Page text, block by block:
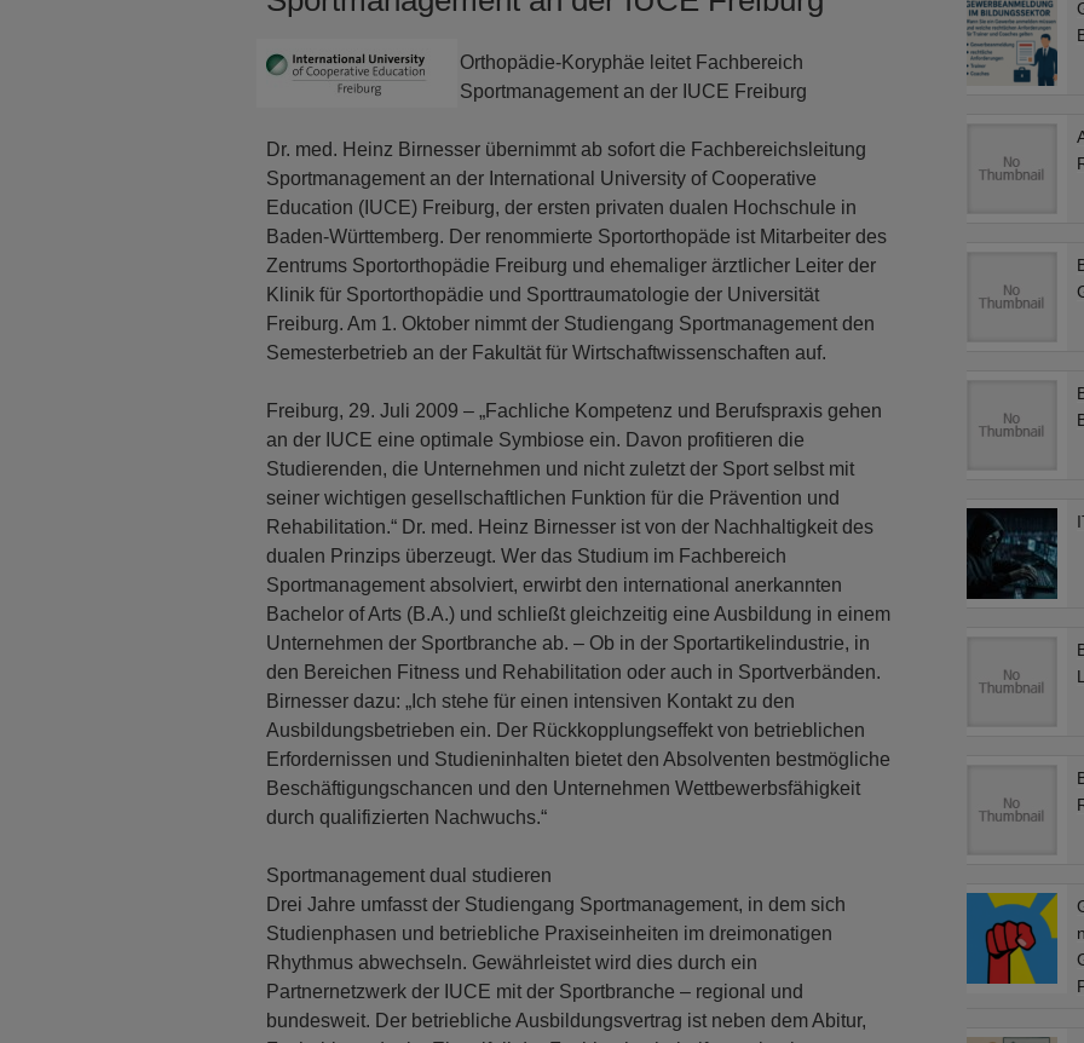
Orthopädie-Koryphäe leitet Fachbereich
Sportmanagement an der IUCE Freiburg
Dr. med. Heinz Birnesser übernimmt ab sofort die Fachbereichsleitung
Sportmanagement an der International University of Cooperative
Education (IUCE) Freiburg, der ersten privaten dualen Hochschule in
Baden-Württemberg. Der renommierte Sportorthopäde ist Mitarbeiter des
Zentrums Sportorthopädie Freiburg und ehemaliger ärztlicher Leiter der
Klinik für Sportorthopädie und Sporttraumatologie der Universität
Freiburg. Am 1. Oktober nimmt der Studiengang Sportmanagement den
Semesterbetrieb an der Fakultät für Wirtschaftwissenschaften auf.
Freiburg, 29. Juli 2009 – „Fachliche Kompetenz und Berufspraxis gehen
an der IUCE eine optimale Symbiose ein. Davon profitieren die
Studierenden, die Unternehmen und nicht zuletzt der Sport selbst mit
seiner wichtigen gesellschaftlichen Funktion für die Prävention und
Rehabilitation.“ Dr. med. Heinz Birnesser ist von der Nachhaltigkeit des
dualen Prinzips überzeugt. Wer das Studium im Fachbereich
Sportmanagement absolviert, erwirbt den international anerkannten
Bachelor of Arts (B.A.) und schließt gleichzeitig eine Ausbildung in einem
Unternehmen der Sportbranche ab. – Ob in der Sportartikelindustrie, in
den Bereichen Fitness und Rehabilitation oder auch in Sportverbänden.
Birnesser dazu: „Ich stehe für einen intensiven Kontakt zu den
Ausbildungsbetrieben ein. Der Rückkopplungseffekt von betrieblichen
Erfordernissen und Studieninhalten bietet den Absolventen bestmögliche
Beschäftigungschancen und den Unternehmen Wettbewerbsfähigkeit
durch qualifizierten Nachwuchs.“
Sportmanagement dual studieren
Drei Jahre umfasst der Studiengang Sportmanagement, in dem sich
Studienphasen und betriebliche Praxiseinheiten im dreimonatigen
Rhythmus abwechseln. Gewährleistet wird dies durch ein
Partnernetzwerk der IUCE mit der Sportbranche – regional und
bundesweit. Der betriebliche Ausbildungsvertrag ist neben dem Abitur,